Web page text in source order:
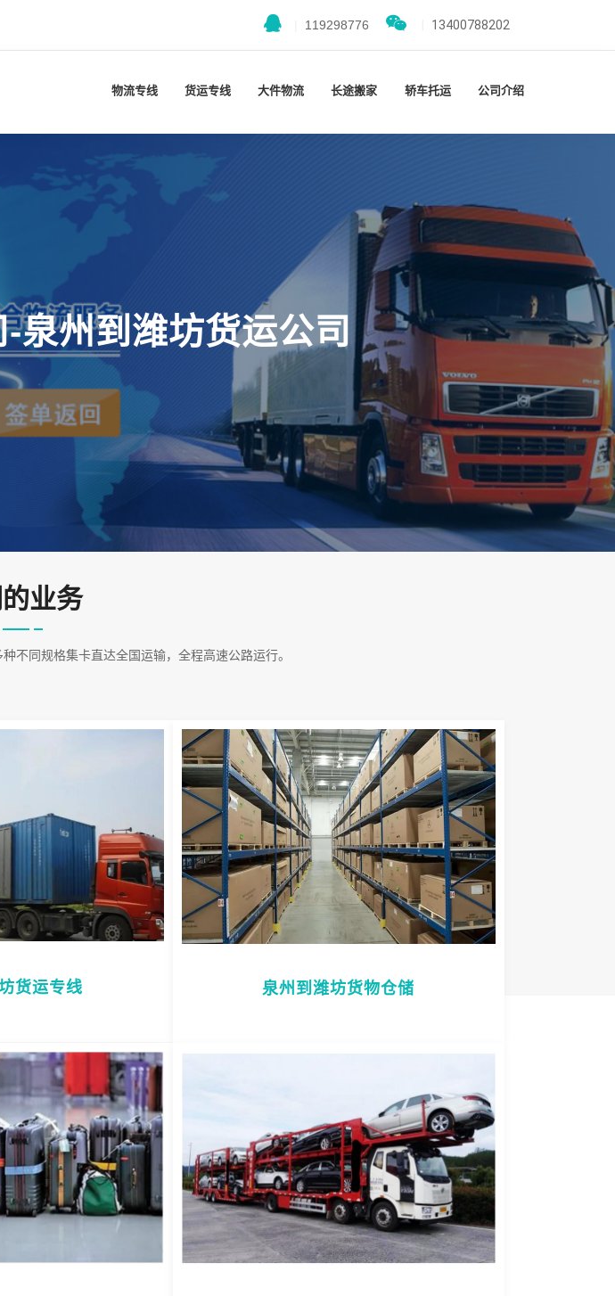
119298776 13400788202
物流专线 货运专线 大件物流 长途搬家 轿车托运 公司介绍
泉州到潍坊货运公司
业务
不同规格集卡直达全国运输，全程高速公路运行。
货运专线 泉州到潍坊货物仓储